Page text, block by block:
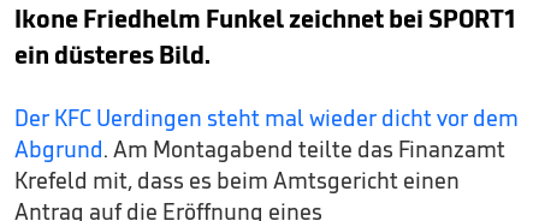
Ikone Friedhelm Funkel zeichnet bei SPORT1
ein düsteres Bild.
Der KFC Uerdingen steht mal wieder dicht vor dem
Abgrund. Am Montagabend teilte das Finanzamt
Krefeld mit, dass es beim Amtsgericht einen
Antrag auf die Eröffnung eines